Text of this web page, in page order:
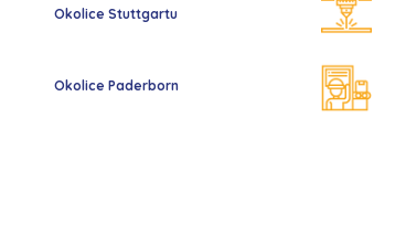
Okolice Stuttgartu
Okolice Paderborn